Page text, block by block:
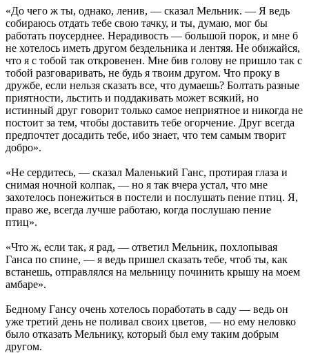
«До чего ж ты, однако, ленив, — сказал Мельник. — Я ведь
собираюсь отдать тебе свою тачку, и ты, думаю, мог бы
работать поусерднее. Нерадивость — большой порок, и мне б
не хотелось иметь другом бездельника и лентяя. Не обижайся,
что я с тобой так откровенен. Мне бив голову не пришло так с
тобой разговаривать, не будь я твоим другом. Что проку в
дружбе, если нельзя сказать все, что думаешь? Болтать разные
приятности, льстить и поддакивать может всякий, но
истинный друг говорит только самое неприятное и никогда не
постоит за тем, чтобы доставить тебе огорчение. Друг всегда
предпочтет досадить тебе, ибо знает, что тем самым творит
добро».
«Не сердитесь, — сказал Маленький Ганс, протирая глаза и
снимая ночной колпак, — но я так вчера устал, что мне
захотелось понежиться в постели и послушать пение птиц. Я,
право же, всегда лучше работаю, когда послушаю пение
птиц».
«Что ж, если так, я рад, — ответил Мельник, похлопывая
Ганса по спине, — я ведь пришел сказать тебе, чтоб ты, как
встанешь, отправлялся на мельницу починить крышу на моем
амбаре».
Бедному Гансу очень хотелось поработать в саду — ведь он
уже третий день не поливал своих цветов, — но ему неловко
было отказать Мельнику, который был ему таким добрым
другом.